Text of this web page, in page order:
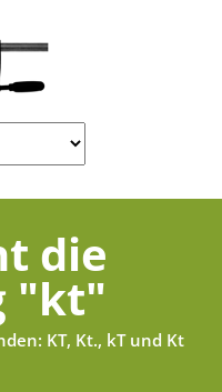
die
"kt"
KT, Kt., kT und Kt